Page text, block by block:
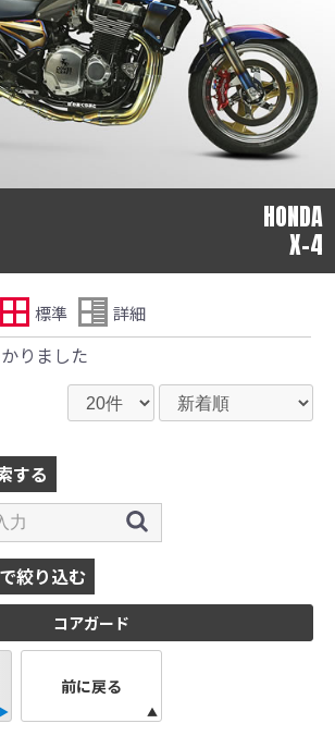
HONDA
X-4
標準 詳細
りました
する
絞り込む
コアガード
前に戻る
マフラーの取付けイメージをわ
するために一般車両に装着した写
おります。